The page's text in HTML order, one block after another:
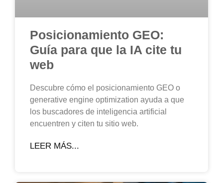
Posicionamiento GEO:
Guía para que la IA cite tu
web
Descubre cómo el posicionamiento GEO o
generative engine optimization ayuda a que
los buscadores de inteligencia artificial
encuentren y citen tu sitio web.
LEER MÁS...